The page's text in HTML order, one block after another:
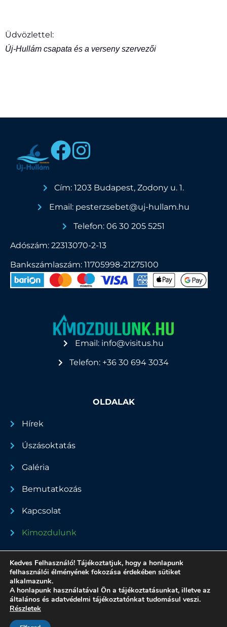
Üdvözlettel:
Új-Hullám csapata és a verseny szervezői
Cím: 1203 Budapest, Zodony u. 1.
Email: pesterzsebet@uj-hullam.hu
Telefon: 06 30 205 5251
Adószám: 22313070-2-13
Bankszámlaszám: 11705998-21275100
Email: info@visitus.hu
Telefon: +36 30 694 3034
OLDALAK
Hírek
Úszásoktatás
Galéria
Bemutatkozás
Kapcsolat
Kimozdulunk
Dokumentumok
Minden jog fenntartva - 2022
Kedves Felhasználó! Tájékoztatjuk, hogy a honlapunk
felhasználói élményének fokozása érdekében sütiket
alkalmazunk.
A honlapunk használatával Ön a tájékoztatásunkat, illetve az
általános és adatvédelmi tájékoztatónkat tudomásul veszi.
Részletek